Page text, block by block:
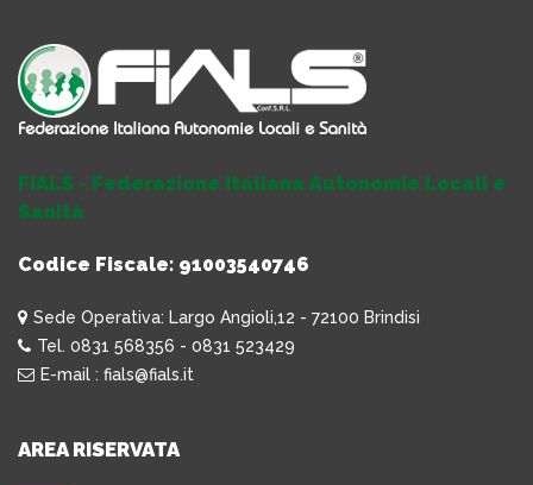
FIALS - Federazione Italiana Autonomie Locali e
Sanità
Codice Fiscale: 91003540746
Sede Operativa: Largo Angioli,12 - 72100 Brindisi
Tel. 0831 568356 - 0831 523429
E-mail : fials@fials.it
AREA RISERVATA